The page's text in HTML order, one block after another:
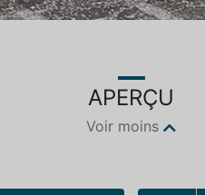
APERÇU
Voir moins